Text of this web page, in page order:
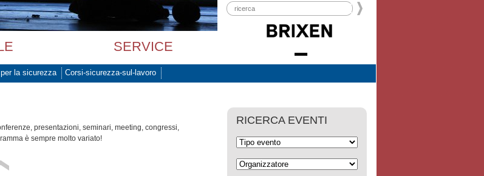
SERVICE
la sicurezza Corsi-sicurezza-sul-lavoro
presentazioni, seminari, meeting, congressi,
è sempre molto variato!
RICERCA EVENTI